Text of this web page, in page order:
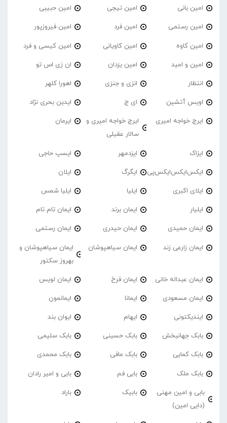
امین بانی امین تیجی امین حبیبی
امین رستمی امین فرد امین فیروزپور
امین کاوه امین کاویانی امین کیسی و فرد
امین و امید امین یزدان ان زی اس تو
انتظار انزی و جنزی اهورا کلهر
اویس آتشین ای ج ایدین بحری نژاد
ایرج خواجه امیری
ایرج خواجه امیری و
سالار عقیلی
ایرمان
ایزاک ایزدمهر ایسپ حاجی
ایکس‌ایکس‌ایکس‌پی ایگرگ ایلان
ایلای اکبری ایلیا ایلیا شمس
ایلیار ایمان برند ایمان تام تام
ایمان حمیدی ایمان حیدری ایمان رستمی
ایمان زارعی زند ایمان سیاهپوشان
ایمان سیاهپوشان و
بهروز سکتور
ایمان عبداله خانی ایمان فرخ ایمان لویس
ایمان مسعودی ایمانا ایمانمون
ایندیکتونی ایهام ایوان بند
بابک جهانبخش بابک حسینی بابک سلیمی
بابک کمایی بابک مافی بابک محمدی
بابک ملک بابی فم بابی و امیر رادان
بابی و امین مهنی
(دایی امین)
بابیک باراد